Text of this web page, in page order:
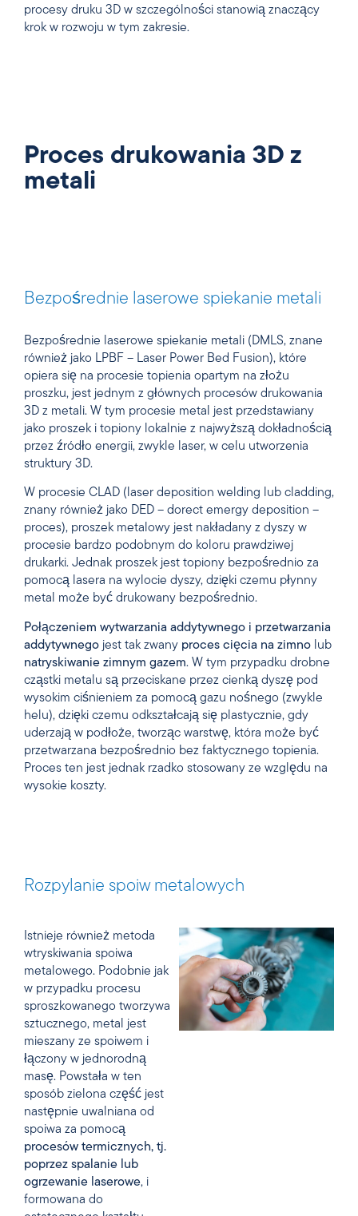
procesy druku 3D w szczególności stanowią znaczący
krok w rozwoju w tym zakresie.
Proces drukowania 3D z
metali
Bezpośrednie laserowe spiekanie metali
Bezpośrednie laserowe spiekanie metali (DMLS, znane
również jako LPBF – Laser Power Bed Fusion), które
opiera się na procesie topienia opartym na złożu
proszku, jest jednym z głównych procesów drukowania
3D z metali. W tym procesie metal jest przedstawiany
jako proszek i topiony lokalnie z najwyższą dokładnością
przez źródło energii, zwykle laser, w celu utworzenia
struktury 3D.
W procesie CLAD (laser deposition welding lub cladding,
znany również jako DED – dorect emergy deposition –
proces), proszek metalowy jest nakładany z dyszy w
procesie bardzo podobnym do koloru prawdziwej
drukarki. Jednak proszek jest topiony bezpośrednio za
pomocą lasera na wylocie dyszy, dzięki czemu płynny
metal może być drukowany bezpośrednio.
Połączeniem wytwarzania addytywnego i przetwarzania
addytywnego jest tak zwany proces cięcia na zimno lub
natryskiwanie zimnym gazem. W tym przypadku drobne
cząstki metalu są przeciskane przez cienką dyszę pod
wysokim ciśnieniem za pomocą gazu nośnego (zwykle
helu), dzięki czemu odkształcają się plastycznie, gdy
uderzają w podłoże, tworząc warstwę, która może być
przetwarzana bezpośrednio bez faktycznego topienia.
Proces ten jest jednak rzadko stosowany ze względu na
wysokie koszty.
Rozpylanie spoiw metalowych
Istnieje również metoda
wtryskiwania spoiwa
metalowego. Podobnie jak
w przypadku procesu
sproszkowanego tworzywa
sztucznego, metal jest
mieszany ze spoiwem i
łączony w jednorodną
masę. Powstała w ten
sposób zielona część jest
następnie uwalniana od
spoiwa za pomocą
procesów termicznych, tj.
poprzez spalanie lub
ogrzewanie laserowe, i
formowana do